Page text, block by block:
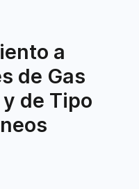
a
de Gas
de Tipo